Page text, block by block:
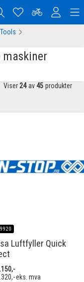
maskiner
Viser 24 av 45 produkter
Luftfyller Quick
eks. mva